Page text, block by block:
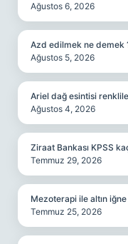
Ağustos 6, 2026
Azd edilmek ne demek
Ağustos 5, 2026
Ariel dağ esintisi
Ağustos 4, 2026
Ziraat Bankası KPSS
Temmuz 29, 2026
Mezoterapi ile altın
Temmuz 25, 2026